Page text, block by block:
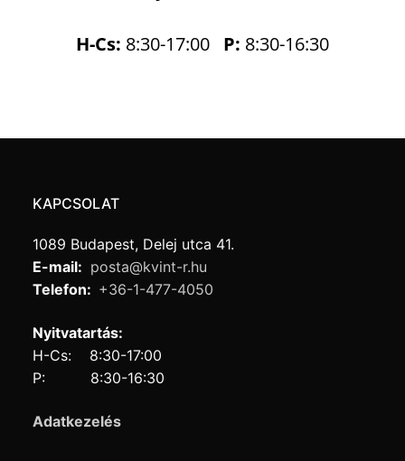
H-Cs: 8:30-17:00 P: 8:30-16:30
KAPCSOLAT
1089 Budapest, Delej utca 41.
E-mail: posta@kvint-r.hu
Telefon: +36-1-477-4050
Nyitvatartás:
H-Cs: 8:30-17:00
P: 8:30-16:30
Adatkezelés